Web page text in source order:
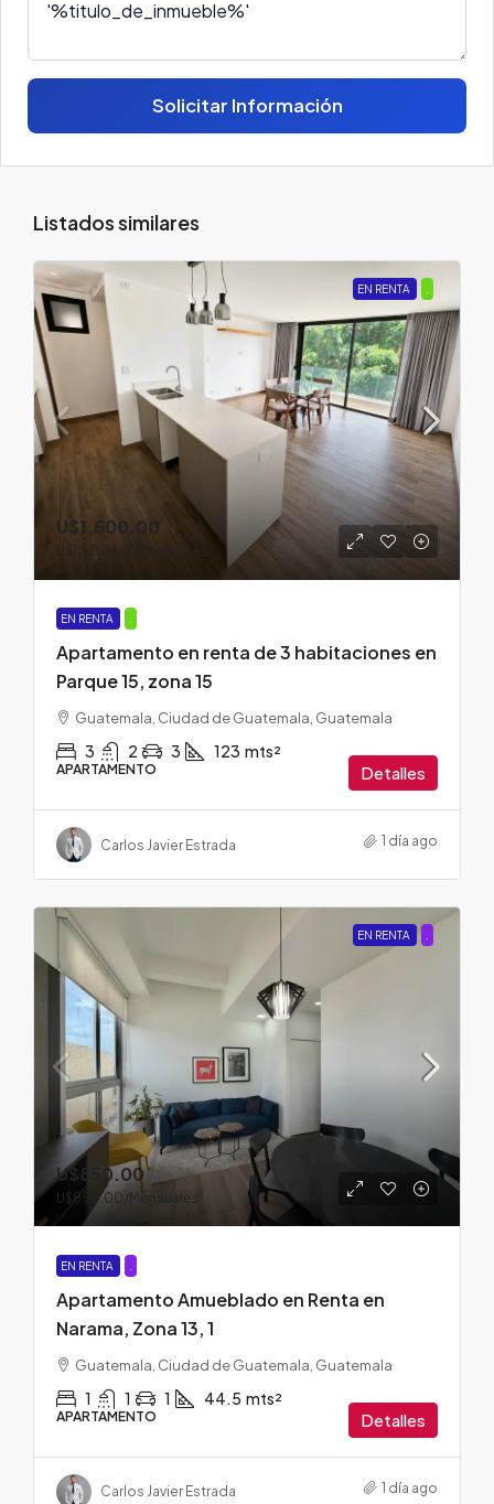
Solicitar Información
Listados similares
EN RENTA
U$1,500.00
U$1,500.00 /Mensuales
EN RENTA
Apartamento en renta de 3 habitaciones en
Parque 15, zona 15
Guatemala, Ciudad de Guatemala, Guatemala
3 2 3 123 mts²
APARTAMENTO Detalles
Carlos Javier Estrada 1 día ago
EN RENTA
U$850.00
U$850.00 /Mensuales
EN RENTA
Apartamento Amueblado en Renta en
Narama, Zona 13, 1
Guatemala, Ciudad de Guatemala, Guatemala
1 1 1 44.5 mts²
APARTAMENTO Detalles
Carlos Javier Estrada 1 día ago